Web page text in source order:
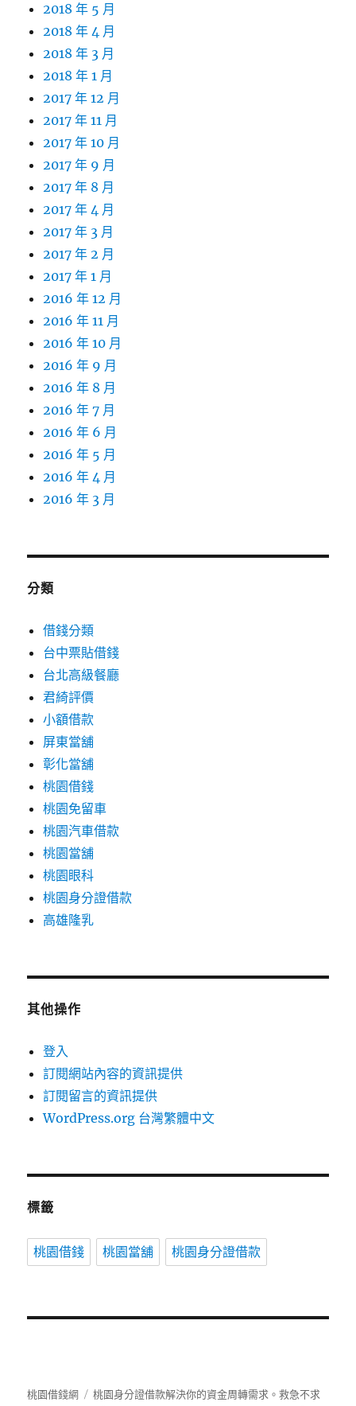
2018 年 5 月
2018 年 4 月
2018 年 3 月
2018 年 1 月
2017 年 12 月
2017 年 11 月
2017 年 10 月
2017 年 9 月
2017 年 8 月
2017 年 4 月
2017 年 3 月
2017 年 2 月
2017 年 1 月
2016 年 12 月
2016 年 11 月
2016 年 10 月
2016 年 9 月
2016 年 8 月
2016 年 7 月
2016 年 6 月
2016 年 5 月
2016 年 4 月
2016 年 3 月
分類
借錢分類
台中票貼借錢
台北高級餐廳
君綺評價
小額借款
屏東當舖
彰化當舖
桃園借錢
桃園免留車
桃園汽車借款
桃園當舖
桃園眼科
桃園身分證借款
高雄隆乳
其他操作
登入
訂閱網站內容的資訊提供
訂閱留言的資訊提供
WordPress.org 台灣繁體中文
標籤
桃園借錢 桃園當舖 桃園身分證借款
桃園借錢網
桃園身分證借款解決你的資金周轉需求。救急不求